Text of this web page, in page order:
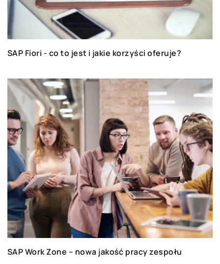
SAP Fiori - co to jest i jakie korzyści oferuje?
SAP Work Zone – nowa jakość pracy zespołu